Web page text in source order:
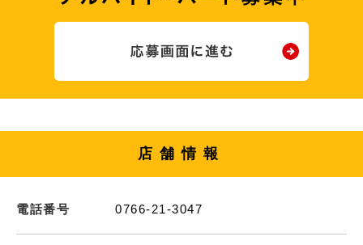
店舗情報
電話番号 0766-21-3047